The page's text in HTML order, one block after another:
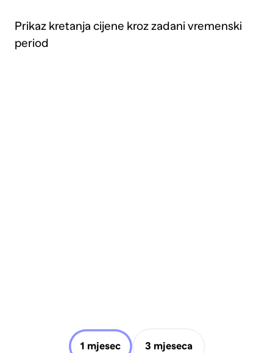
Prikaz kretanja cijene kroz zadani vremenski
period
1 mjesec 3 mjeseca